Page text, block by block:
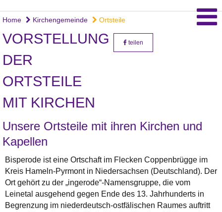
Home Kirchengemeinde Ortsteile
VORSTELLUNG
DER
ORTSTEILE
MIT KIRCHEN
teilen
Unsere Ortsteile mit ihren Kirchen und
Kapellen
Bisperode ist eine Ortschaft im Flecken Coppenbrügge im
Kreis Hameln-Pyrmont in Niedersachsen (Deutschland). Der
Ort gehört zu der „ingerode“-Namensgruppe, die vom
Leinetal ausgehend gegen Ende des 13. Jahrhunderts in
Begrenzung im niederdeutsch-ostfälischen Raumes auftritt